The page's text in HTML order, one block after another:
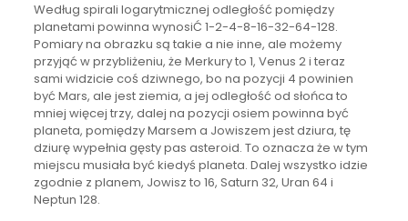
Według spirali logarytmicznej odległość pomiędzy
planetami powinna wynosiĆ 1-2-4-8-16-32-64-128.
Pomiary na obrazku są takie a nie inne, ale możemy
przyjąć w przybliżeniu, że Merkury to 1, Venus 2 i teraz
sami widzicie coś dziwnego, bo na pozycji 4 powinien
być Mars, ale jest ziemia, a jej odległość od słońca to
mniej więcej trzy, dalej na pozycji osiem powinna być
planeta, pomiędzy Marsem a Jowiszem jest dziura, tę
dziurę wypełnia gęsty pas asteroid. To oznacza że w tym
miejscu musiała być kiedyś planeta. Dalej wszystko idzie
zgodnie z planem, Jowisz to 16, Saturn 32, Uran 64 i
Neptun 128.